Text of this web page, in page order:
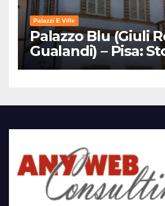
Palazzi E Ville
Palazzo Blu (Giuli
Gualandi) – Pisa:
Mostre e Info Visita